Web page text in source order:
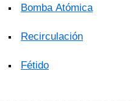
Bomba Atómica
Recirculación
Fétido